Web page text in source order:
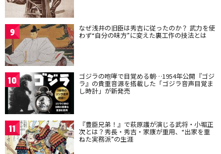
9 なぜ浅井の旧臣は秀吉に従ったのか？ 武力を使
わず“自分の味方”に変えた裏工作の技法とは
10 ゴジラの咆哮で目覚める朝…1954年公開『ゴジ
ラ』の貴重音源を搭載した「ゴジラ音声目覚ま
し時計」が新発売
11 『豊臣兄弟！』で萩原護が演じる武将・小堀正
次とは？秀長・秀吉・家康が重用、“出家を重
ねた実務派”の生涯